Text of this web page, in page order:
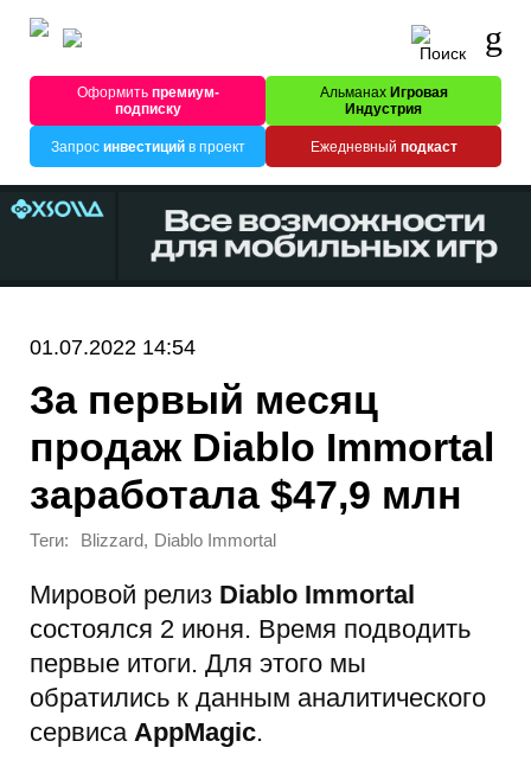
Оформитьпремиум-
подписку
Альманах Игровая
Индустрия
Запрос инвестицийв проект Ежедневный подкаст
01.07.2022 14:54
За первый месяц
продаж Diablo Immortal
заработала $47,9 млн
Теги: Blizzard, Diablo Immortal
Мировой релиз Diablo Immortal
состоялся 2 июня. Время подводить
первые итоги. Для этого мы
обратились к данным аналитического
сервиса AppMagic.